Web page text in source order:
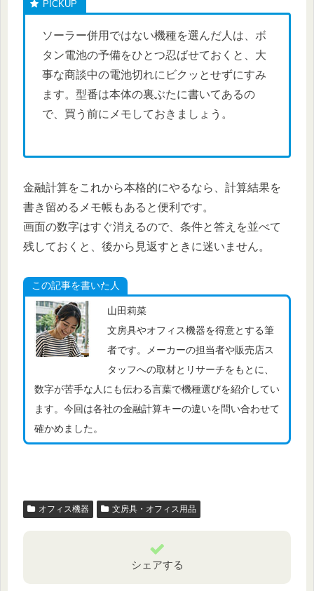
ソーラー併用ではない機種を選んだ人は、ボ
タン電池の予備をひとつ忍ばせておくと、大
事な商談中の電池切れにビクッとせずにすみ
ます。型番は本体の裏ぶたに書いてあるの
で、買う前にメモしておきましょう。
金融計算をこれから本格的にやるなら、計算結果を
書き留めるメモ帳もあると便利です。
画面の数字はすぐ消えるので、条件と答えを並べて
残しておくと、後から見返すときに迷いません。
この記事を書いた人
山田莉菜
文房具やオフィス機器を得意とする筆
者です。メーカーの担当者や販売店ス
タッフへの取材とリサーチをもとに、
数字が苦手な人にも伝わる言葉で機種選びを紹介してい
ます。今回は各社の金融計算キーの違いを問い合わせて
確かめました。
オフィス機器 文房具・オフィス用品
シェアする